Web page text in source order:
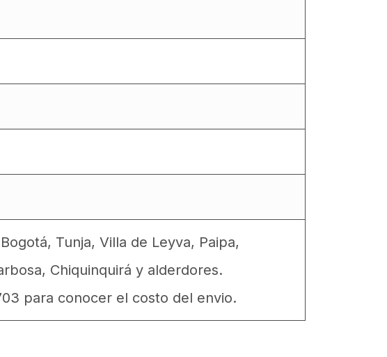
Tunja, Villa de Leyva, Paipa,
Chiquinquirá y alderdores.
para conocer el costo del envio.